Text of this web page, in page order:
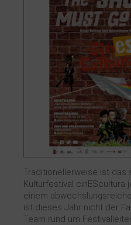
Digitale Plattformen | Content
Förderprogramme
Rechtssicherheit
Referenzen
Kontakt
Traditionellerweise ist das
Kulturfestival cinEScultura
einem
ist dieses Jahr nicht der
Team rund um